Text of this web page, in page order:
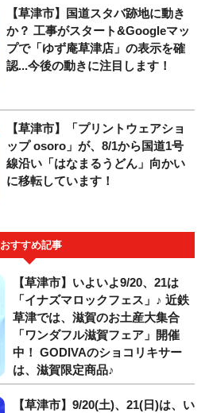
【草津市】国道スタバ跡地に動き
か？ 工事がスタート&Googleマッ
プで「ゆず庵草津店」の表示を確
認...今後の動きに注目します！
【草津市】「プリントウェアショ
ップ osoro」が、8/1から国道1号
線沿い「はなまるうどん」向かい
に移転しています！
おすすめ記事
【草津市】いよいよ9/20、21は
「イナズマロックフェス」♪ 近鉄
草津では、滋賀のお土産大集合
「ワンダフル滋賀フェア」開催
中！ GODIVAのショコリキサー
は、滋賀限定商品♪
【草津市】9/20(土)、21(日)は、い